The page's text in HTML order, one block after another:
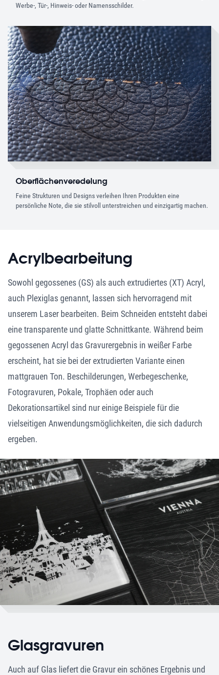
Werbe-, Tür-, Hinweis- oder Namensschilder.
Oberflächenveredelung
Feine Strukturen und Designs verleihen Ihren Produkten eine
persönliche Note, die sie stilvoll unterstreichen und einzigartig machen.
Acrylbearbeitung
Sowohl gegossenes (GS) als auch extrudiertes (XT) Acryl,
auch Plexiglas genannt, lassen sich hervorragend mit
unserem Laser bearbeiten. Beim Schneiden entsteht dabei
eine transparente und glatte Schnittkante. Während beim
gegossenen Acryl das Gravur­ergebnis in weißer Farbe
erscheint, hat sie bei der extrudierten Variante einen
mattgrauen Ton. Beschilderungen, Werbegeschenke,
Fotogravuren, Pokale, Trophäen oder auch
Dekorationsartikel sind nur einige Beispiele für die
vielseitigen Anwendungs­möglichkeiten, die sich dadurch
ergeben.
Glasgravuren
Auch auf Glas liefert die Gravur ein schönes Ergebnis und